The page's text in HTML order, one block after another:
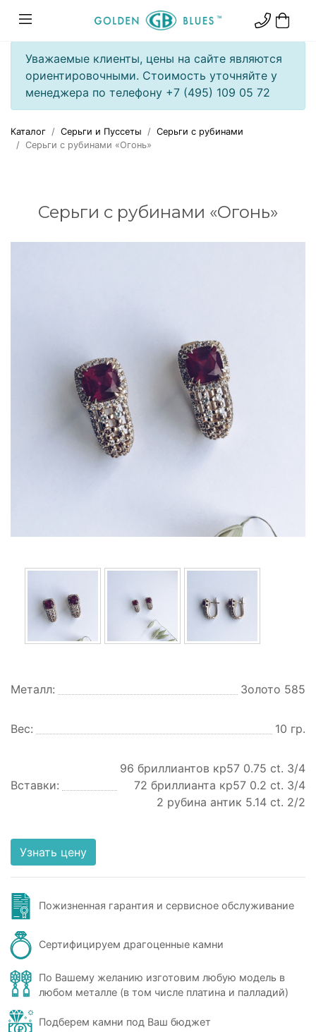
Уважаемые клиенты, цены на сайте являются
ориентировочными. Стоимость уточняйте у
менеджера по телефону +7 (495) 109 05 72
Каталог Серьги и Пуссеты
Серьги с рубинами
Серьги с рубинами «Огонь»
Серьги с рубинами «Огонь»
Металл: Золото 585
Вес: 10 гр.
Вставки:
96 бриллиантов кр57 0.75 ct. 3/4
72 бриллианта кр57 0.2 ct. 3/4
2 рубина антик 5.14 ct. 2/2
Узнать цену
Пожизненная гарантия и сервисное обслуживание
Сертифицируем драгоценные камни
По Вашему желанию изготовим любую модель в
любом металле (в том числе платина и палладий)
Подберем камни под Ваш бюджет